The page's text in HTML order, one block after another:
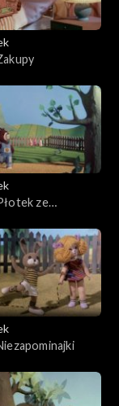
ze